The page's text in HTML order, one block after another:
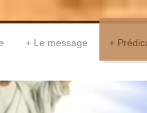
Le message